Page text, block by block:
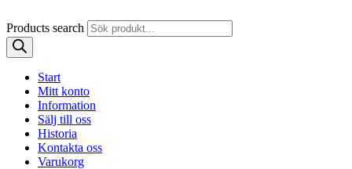
Products search
Start
Mitt konto
Information
Sälj till oss
Historia
Kontakta oss
Varukorg